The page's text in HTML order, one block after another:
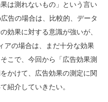
は測れないもの」という言い
告の場合は、比較的、データ
効果に対する意識が強いが、
アの場合は、まだ十分な効果
こで、今回から「広告効果測
かけて、広告効果の測定に関
紹介していきたい。